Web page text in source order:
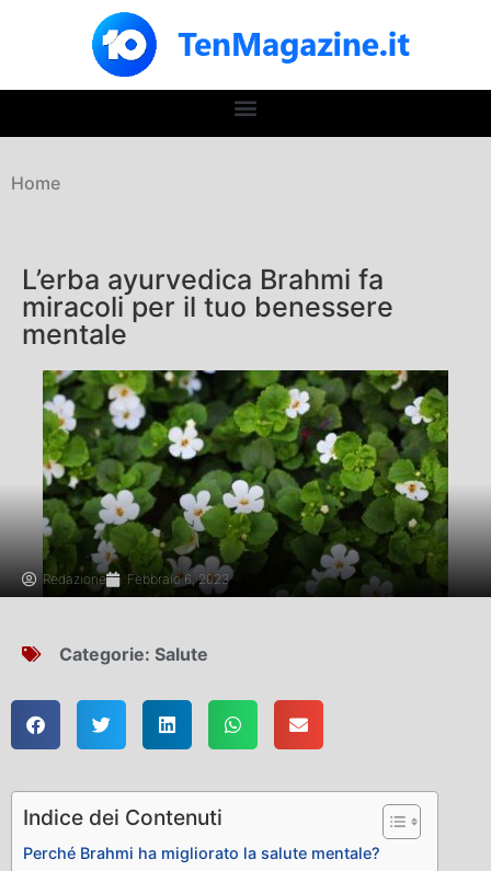
Home
L’erba ayurvedica Brahmi fa
miracoli per il tuo benessere
mentale
Redazione Febbraio 6, 2023
Categorie: Salute
Indice dei Contenuti
Perché Brahmi ha migliorato la salute mentale?